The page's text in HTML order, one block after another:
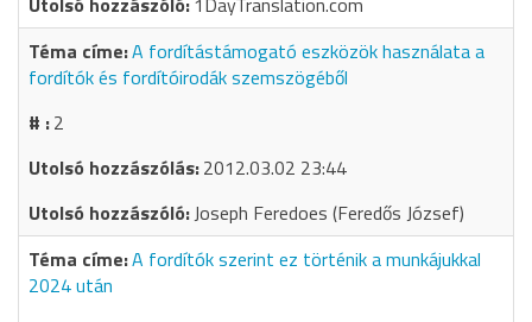
A fordítástámogató eszközök használata a
fordítók és fordítóirodák szemszögéből
2
2012.03.02 23:44
Joseph Feredoes (Feredős József)
A fordítók szerint ez történik a munkájukkal
2024 után